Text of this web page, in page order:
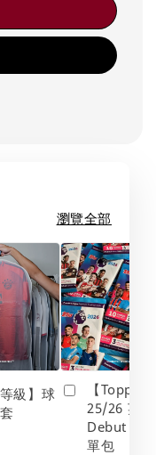
瀏覽全部
等級】球
【Topps】
25/26 英
Debut
單包